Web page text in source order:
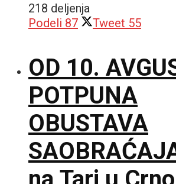
218 deljenja
Podeli 87 Tweet 55
OD 10.
POTPUNA
OBUSTAVA